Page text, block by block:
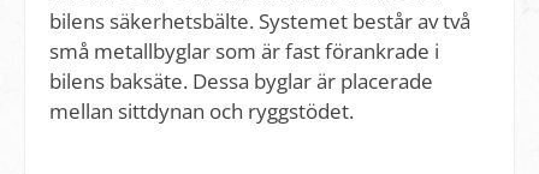
bilens säkerhetsbälte. Systemet består av två
små metallbyglar som är fast förankrade i
bilens baksäte. Dessa byglar är placerade
mellan sittdynan och ryggstödet.